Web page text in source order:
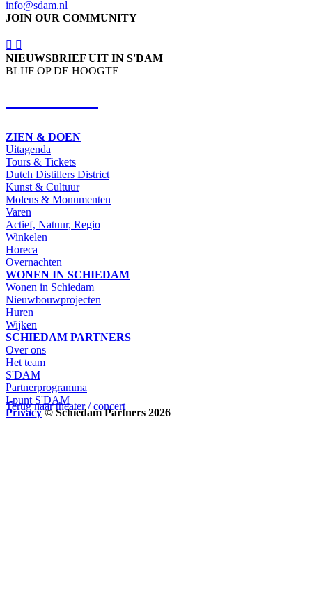
Terug naar theater / concert
info@sdam.nl
JOIN OUR COMMUNITY
NIEUWSBRIEF UIT IN S'DAM
BLIJF OP DE HOOGTE
ZIEN & DOEN
Uitagenda
Tours & Tickets
Dutch Distillers District
Kunst & Cultuur
Molens & Monumenten
Varen
Actief, Natuur, Regio
Winkelen
Horeca
Overnachten
WONEN IN SCHIEDAM
Wonen in Schiedam
Nieuwbouwprojecten
Huren
Wijken
SCHIEDAM PARTNERS
Over ons
Het team
S'DAM
Partnerprogramma
I-punt S'DAM
Privacy © Schiedam Partners 2026